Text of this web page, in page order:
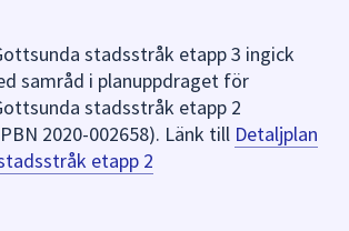
enligt Plan- och bygglagen 4
stycket. I sådana fall har man rätt
om man inte yttrat sig om
samråd eller granskning (Plan- och
11 § 3.)
stadsstråk etapp 3 ingick
samråd i planuppdraget för
stadsstråk etapp 2
2020-002658). Länk till Detaljplan
etapp 2